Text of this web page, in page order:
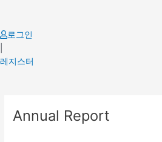
content
로그인
레지스터
Annual Report
navigation